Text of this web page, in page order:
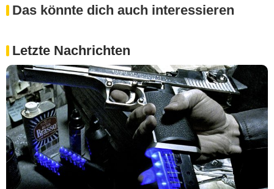
Das könnte dich auch interessieren
Letzte Nachrichten